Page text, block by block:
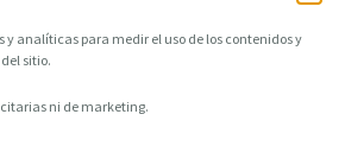
y analíticas para medir el uso de los contenidos y
sitio.
ni de marketing.